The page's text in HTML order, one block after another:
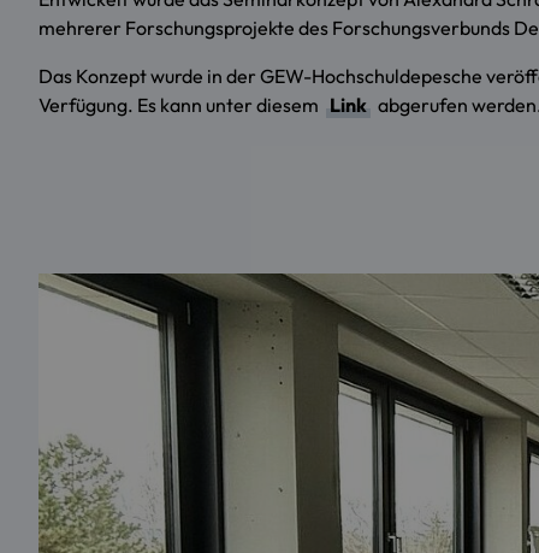
mehrerer Forschungsprojekte des Forschungsverbunds
Das Konzept wurde in der GEW-Hochschuldepesche
Verfügung. Es kann unter diesem Link abgerufen